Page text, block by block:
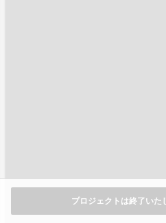
プロジェクトは終了いた